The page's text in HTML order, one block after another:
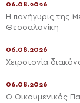
06.08.2026
Η πανήγυρις της
Θεσσαλονίκη
06.08.2026
Χειροτονία
06.08.2026
Ο Οικουμενικός